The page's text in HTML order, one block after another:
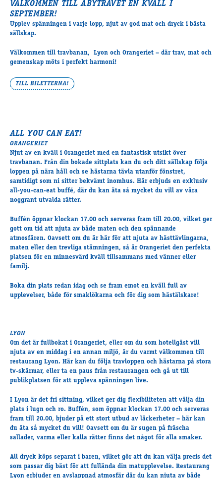
Travkonferens
Exponering & värdskap
Aktiviteter
Hört och hänt
Tävling
Tävlingsserier
Månadens hästägare 2026
Månadens B-tränare 2026
Euro Classic Trot
Andelshästar
Åby Stora Pris 2026
Supertorsdag för företag
Supertorsdag
Ponnytravtävlingar
Ridsport
Om travskolan
Kursutbud och Aktiviteter
Ungdoms­stipendium
Ledningsgrupp
Styrelsen
Åby Trav­sällskap
Intresseföreningar
VÄLKOMMEN TILL ÅBYTRAVET EN KVÄLL I
SEPTEMBER!
Upplev spänningen i varje lopp, njut av god mat och dryck i bästa
sällskap.
Välkommen till travbanan, Lyon och Orangeriet – där trav, mat och
gemenskap möts i perfekt harmoni!
TILL BILETTERNA!
ALL YOU CAN EAT!
ORANGERIET
Njut av en kväll i Orangeriet med en fantastisk utsikt över
travbanan. Från din bokade sittplats kan du och ditt sällskap följa
loppen på nära håll och se hästarna tävla utanför fönstret,
samtidigt som ni sitter bekvämt inomhus. Här erbjuds en exklusiv
all-you-can-eat buffé, där du kan äta så mycket du vill av våra
noggrant utvalda rätter.
Buffén öppnar klockan 17.00 och serveras fram till 20.00, vilket ger
gott om tid att njuta av både maten och den spännande
atmosfären. Oavsett om du är här för att njuta av hästtävlingarna,
maten eller den trevliga stämningen, så är Orangeriet den perfekta
platsen för en minnesvärd kväll tillsammans med vänner eller
familj.
Boka din plats redan idag och se fram emot en kväll full av
upplevelser, både för smaklökarna och för dig som hästälskare!
LYON
Om det är fullbokat i Orangeriet, eller om du som hotellgäst vill
njuta av en middag i en annan miljö, är du varmt välkommen till
restaurang Lyon. Här kan du följa travloppen och hästarna på stora
tv-skärmar, eller ta en paus från restaurangen och gå ut till
publikplatsen för att uppleva spänningen live.
I Lyon är det fri sittning, vilket ger dig flexibiliteten att välja din
plats i lugn och ro. Buffén, som öppnar klockan 17.00 och serveras
fram till 20.00, bjuder på ett stort utbud av läckerheter – här kan
du äta så mycket du vill! Oavsett om du är sugen på fräscha
sallader, varma eller kalla rätter finns det något för alla smaker.
All dryck köps separat i baren, vilket gör att du kan välja precis det
som passar dig bäst för att fullända din matupplevelse. Restaurang
Lyon erbjuder en avslappnad atmosfär där du kan njuta av både